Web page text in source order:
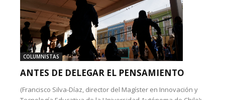
COLUMNISTAS
ANTES DE DELEGAR EL PENSAMIENTO
(Francisco Silva-Díaz, director del Magíster en Innovación y